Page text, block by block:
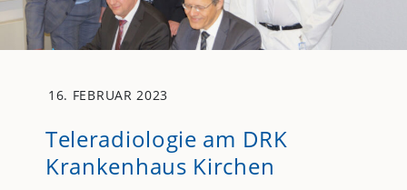
16. FEBRUAR 2023
Teleradiologie am DRK
Krankenhaus Kirchen